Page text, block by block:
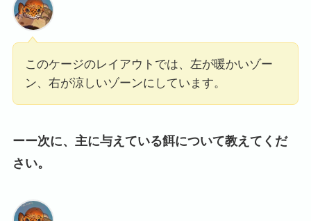
このケージのレイアウトでは、左が暖かいゾー
ン、右が涼しいゾーンにしています。
ーー次に、主に与えている餌について教えてくだ
さい。